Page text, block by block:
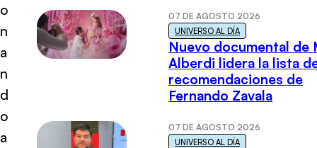
o
n
a
n
d
o
a
07 DE AGOSTO 2026
UNIVERSO AL DÍA
Nuevo documental de
Alberdi lidera la lista
recomendaciones de
Fernando Zavala
07 DE AGOSTO 2026
UNIVERSO AL DÍA